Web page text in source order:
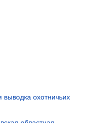
выводка охотничьих